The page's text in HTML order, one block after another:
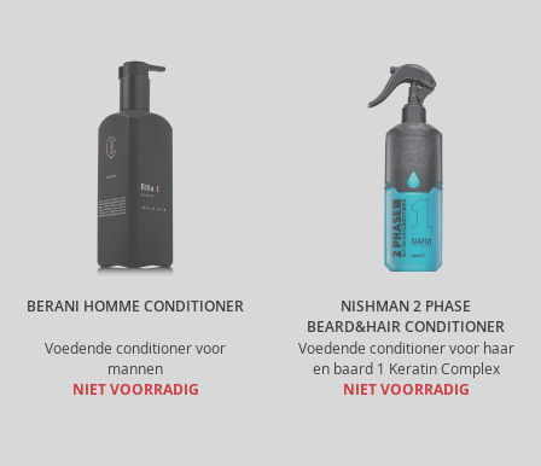
BERANI HOMME CONDITIONER
Voedende conditioner voor
mannen
NIET VOORRADIG
NISHMAN 2 PHASE
BEARD&HAIR CONDITIONER
Voedende conditioner voor haar
en baard 1 Keratin Complex
NIET VOORRADIG